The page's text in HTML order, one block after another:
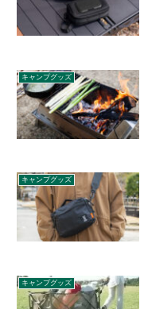
キャンプグッズ
キャンプグッズ
キャンプグッズ